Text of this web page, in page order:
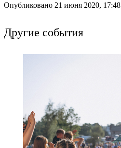
Опубликовано 21 июня 2020, 17:48
Другие события